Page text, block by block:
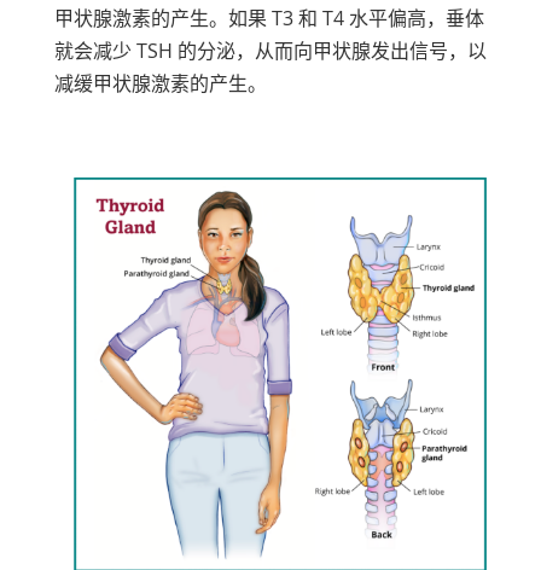
甲状腺激素的产生。如果 T3 和 T4 水平偏高，垂体
就会减少 TSH 的分泌，从而向甲状腺发出信号，以
减缓甲状腺激素的产生。